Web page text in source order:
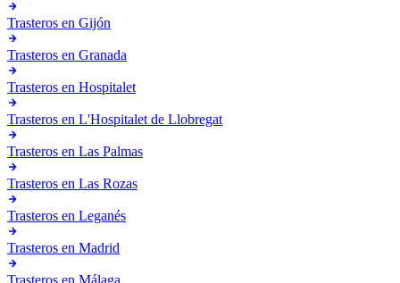
Trasteros en Gijón
Trasteros en Granada
Trasteros en Hospitalet
Trasteros en L'Hospitalet de Llobregat
Trasteros en Las Palmas
Trasteros en Las Rozas
Trasteros en Leganés
Trasteros en Madrid
Trasteros en Málaga